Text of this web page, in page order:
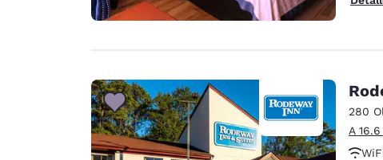
Ireland
English
Asia-Pacífico
Australia
English
280
A